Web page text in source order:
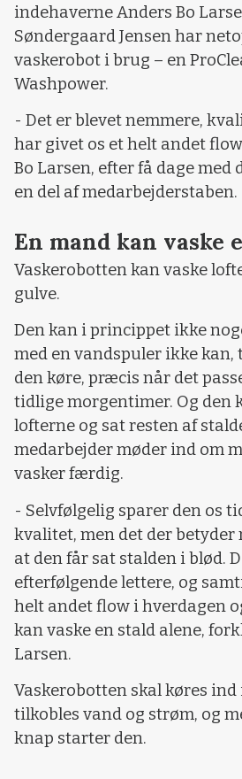
indehaverne Anders Bo
Søndergaard Jensen har
vaskerobot i brug – en
Washpower.
- Det er blevet nemmere,
har givet os et helt andet
Bo Larsen, efter få dage med
en del af medarbejderstaben.
En mand kan vaske
Vaskerobotten kan vaske
gulve.
Den kan i princippet ikke
med en vandspuler ikke
den køre, præcis når det
tidlige morgentimer. Og den
lofterne og sat resten af
medarbejder møder ind om
vasker færdig.
- Selvfølgelig sparer den os
kvalitet, men det der betyder
at den får sat stalden i blød.
efterfølgende lettere, og
helt andet flow i hverdagen
kan vaske en stald alene,
Larsen.
Vaskerobotten skal køres
tilkobles vand og strøm, og
knap starter den.